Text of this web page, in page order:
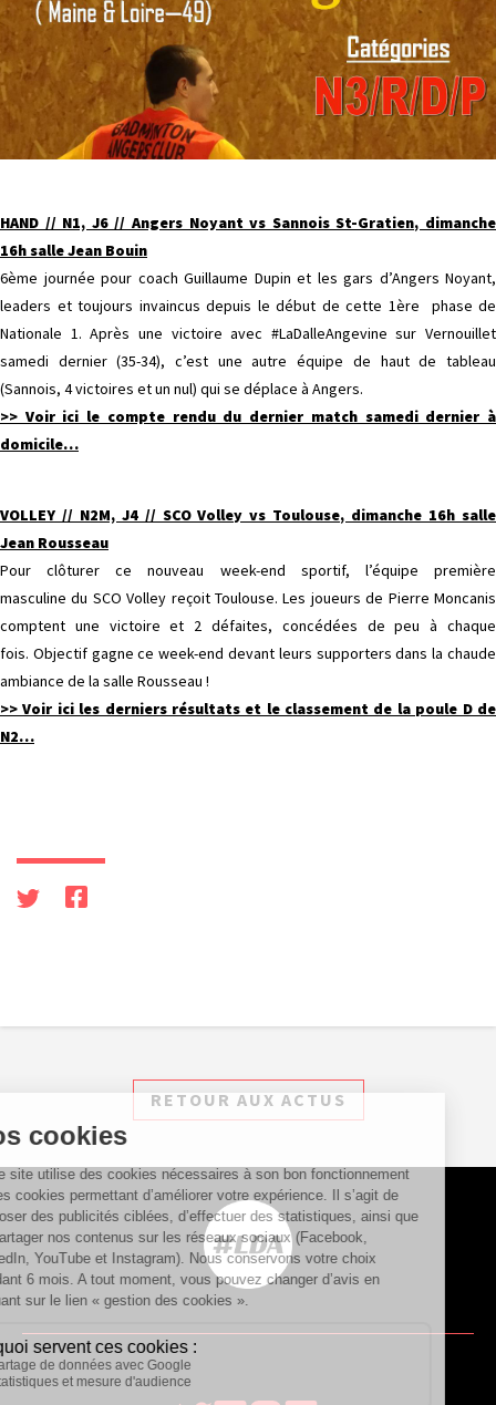
HAND // N1, J6 // Angers Noyant vs Sannois St-Gratien, dimanche
16h salle Jean Bouin
6ème journée pour coach Guillaume Dupin et les gars d’Angers Noyant,
leaders et toujours invaincus depuis le début de cette 1ère phase de
Nationale 1. Après une victoire avec #LaDalleAngevine sur Vernouillet
samedi dernier (35-34), c’est une autre équipe de haut de tableau
(Sannois, 4 victoires et un nul) qui se déplace à Angers.
>> Voir ici le compte rendu du dernier match samedi dernier à
domicile…
VOLLEY // N2M, J4 // SCO Volley vs Toulouse, dimanche 16h salle
Jean Rousseau
Pour clôturer ce nouveau week-end sportif, l’équipe première
masculine du SCO Volley reçoit Toulouse. Les joueurs de Pierre Moncanis
comptent une victoire et 2 défaites, concédées de peu à chaque
fois. Objectif gagne ce week-end devant leurs supporters dans la chaude
ambiance de la salle Rousseau !
>> Voir ici les derniers résultats et le classement de la poule D de
N2…
RETOUR AUX ACTUS